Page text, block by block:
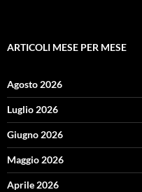
ARTICOLI MESE PER MESE
Agosto 2026
Luglio 2026
Giugno 2026
Maggio 2026
Aprile 2026